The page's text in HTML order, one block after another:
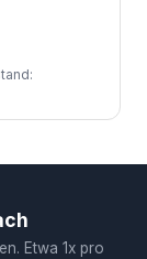
Etwa 1x pro